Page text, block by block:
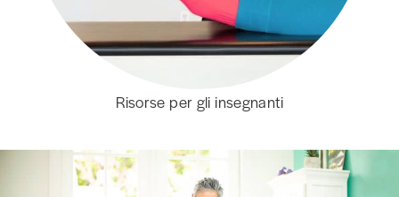
Risorse per gli insegnanti